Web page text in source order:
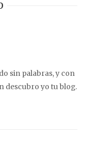
sin palabras, y con
descubro yo tu blog.